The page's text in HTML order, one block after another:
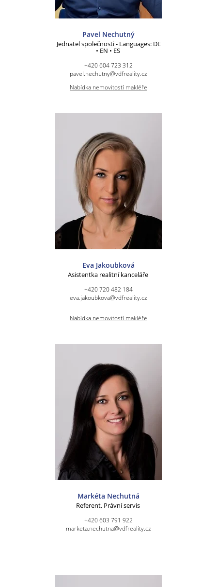
Pavel Nechutný
Jednatel společnosti - Languages: DE
• EN • ES
+420 604 723 312
pavel.nechutny@vdfreality.cz
Nabídka nemovitostí makléře
Eva Jakoubková
Asistentka realitní kanceláře
+420 720 482 184
eva.jakoubkova@vdfreality.cz
Nabídka nemovitostí makléře
Markéta Nechutná
Referent, Právní servis
+420 603 791 922
marketa.nechutna@vdfreality.cz